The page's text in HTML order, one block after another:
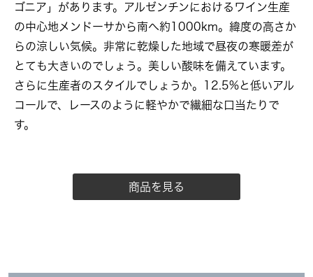
ゴニア」があります。アルゼンチンにおけるワイン生産
の中心地メンドーサから南へ約1000km。緯度の高さか
らの涼しい気候。非常に乾燥した地域で昼夜の寒暖差が
とても大きいのでしょう。美しい酸味を備えています。
さらに生産者のスタイルでしょうか。12.5%と低いアル
コールで、レースのように軽やかで繊細な口当たりで
す。
商品を見る